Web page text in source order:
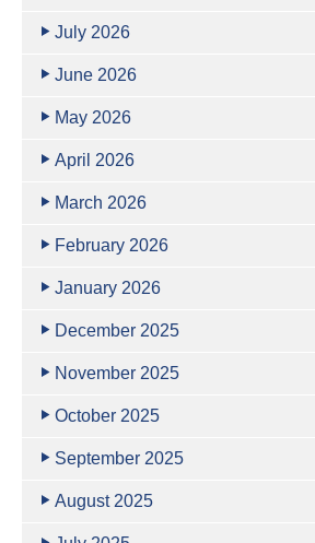
July 2026
June 2026
May 2026
April 2026
March 2026
February 2026
January 2026
December 2025
November 2025
October 2025
September 2025
August 2025